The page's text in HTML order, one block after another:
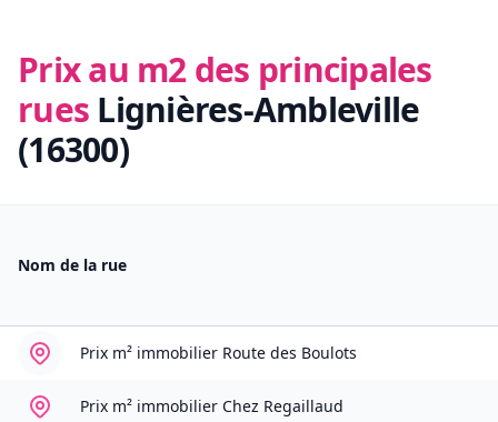
Prix au m2 des principales
rues Lignières-Ambleville
(16300)
Nom de la rue
Prix m² immobilier Route des Boulots
Prix m² immobilier Chez Regaillaud